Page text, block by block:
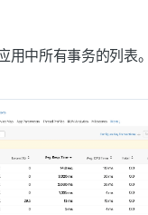
用中所有事务的列表。